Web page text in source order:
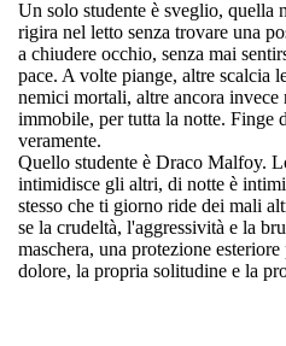
Un solo studente è sveglio, quella
rigira nel letto senza trovare una
a chiudere occhio, senza mai
pace. A volte piange, altre scalcia
nemici mortali, altre ancora
immobile, per tutta la notte. Finge
veramente.
Quello studente è Draco Malfoy.
intimidisce gli altri, di notte è
stesso che ti giorno ride dei mali
se la crudeltà, l'aggressività e la
maschera, una protezione
dolore, la propria solitudine e la